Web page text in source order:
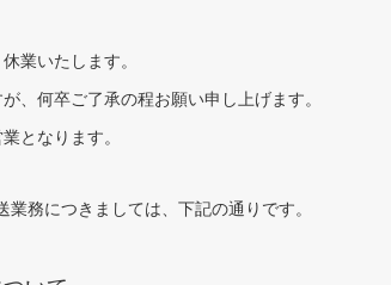
業いたします。
、何卒ご了承の程お願い申し上げます。
となります。
務につきましては、下記の通りです。